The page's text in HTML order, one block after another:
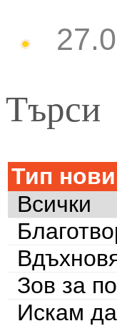
Търси
Тип
Всички
Зов за
Искам